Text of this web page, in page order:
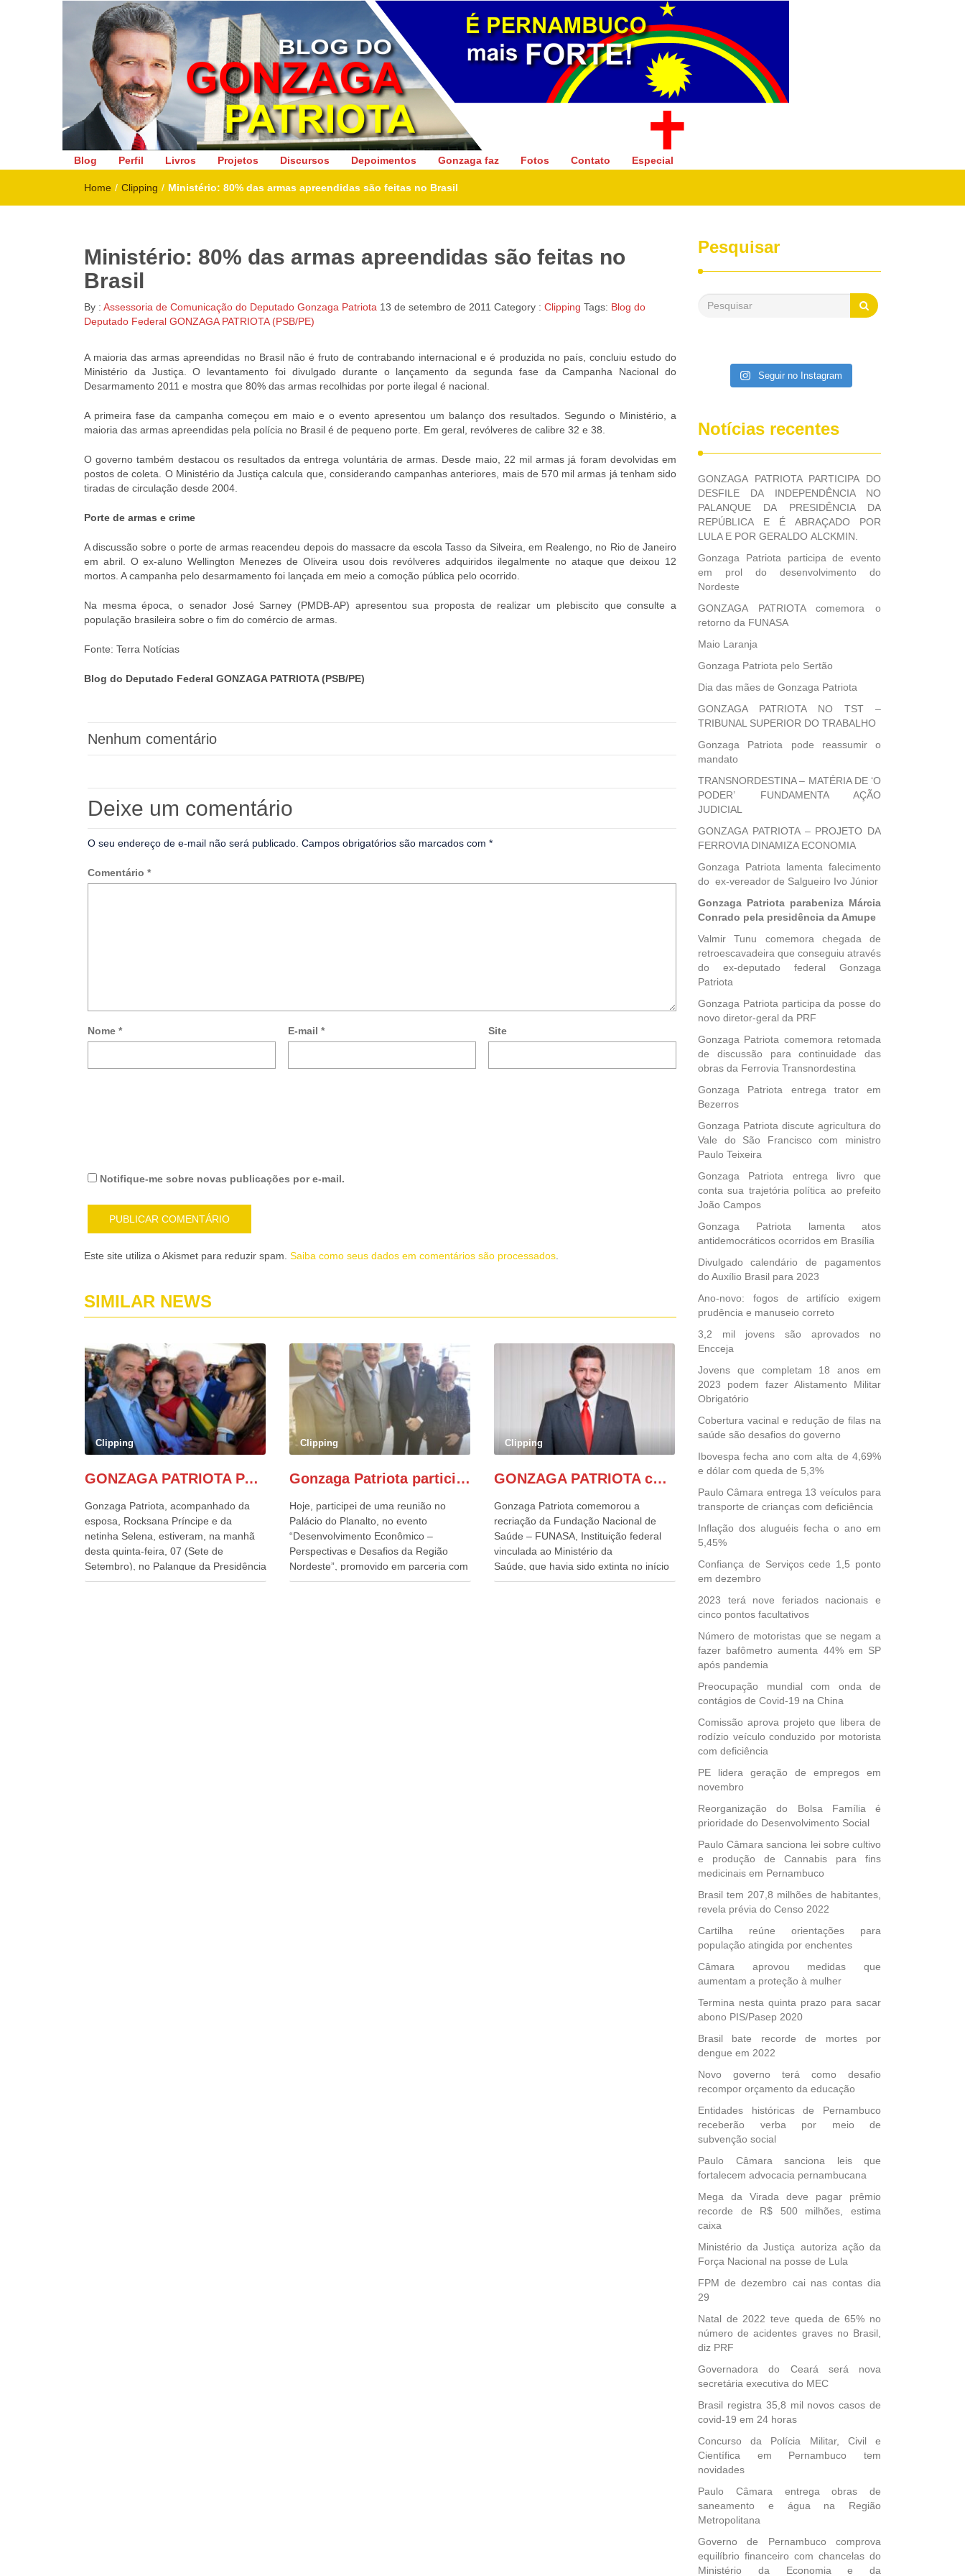
Gonzaga Patriota
Deputado Federal
Blog Perfil Livros Projetos Discursos Depoimentos Gonzaga faz Fotos Contato Especial
Home / Clipping / Ministério: 80% das armas apreendidas são feitas no Brasil
Ministério: 80% das armas apreendidas são feitas no
Brasil
By : Assessoria de Comunicação do Deputado Gonzaga Patriota 13 de setembro de 2011 Category : Clipping Tags: Blog do
Deputado Federal GONZAGA PATRIOTA (PSB/PE)
A maioria das armas apreendidas no Brasil não é fruto de contrabando internacional e é produzida no país, concluiu estudo do
Ministério da Justiça. O levantamento foi divulgado durante o lançamento da segunda fase da Campanha Nacional do
Desarmamento 2011 e mostra que 80% das armas recolhidas por porte ilegal é nacional.
A primeira fase da campanha começou em maio e o evento apresentou um balanço dos resultados. Segundo o Ministério, a
maioria das armas apreendidas pela polícia no Brasil é de pequeno porte. Em geral, revólveres de calibre 32 e 38.
O governo também destacou os resultados da entrega voluntária de armas. Desde maio, 22 mil armas já foram devolvidas em
postos de coleta. O Ministério da Justiça calcula que, considerando campanhas anteriores, mais de 570 mil armas já tenham sido
tiradas de circulação desde 2004.
Porte de armas e crime
A discussão sobre o porte de armas reacendeu depois do massacre da escola Tasso da Silveira, em Realengo, no Rio de Janeiro
em abril. O ex-aluno Wellington Menezes de Oliveira usou dois revólveres adquiridos ilegalmente no ataque que deixou 12
mortos. A campanha pelo desarmamento foi lançada em meio a comoção pública pelo ocorrido.
Na mesma época, o senador José Sarney (PMDB-AP) apresentou sua proposta de realizar um plebiscito que consulte a
população brasileira sobre o fim do comércio de armas.
Fonte: Terra Notícias
Blog do Deputado Federal GONZAGA PATRIOTA (PSB/PE)
Nenhum comentário
Deixe um comentário
O seu endereço de e-mail não será publicado. Campos obrigatórios são marcados com *
Comentário *
Nome * E-mail *
Site
Notifique-
sobre
novos
comentários
Notifique-me sobre novas publicações por e-mail.
Este site utiliza o Akismet para reduzir spam. Saiba como seus dados em comentários são processados
SIMILAR NEWS
Clipping
GONZAGA PATRIOTA PARTICIPA DO DESFILE DA INDEPENDÊNCIA NO PALANQUE DA PRESIDÊNCIA DA REPÚBLICA E É ABRAÇADO POR LULA E POR GERALDO ALCKMIN.
Gonzaga Patriota, acompanhado da
esposa, Rocksana Príncipe e da
netinha Selena, estiveram, na manhã
desta quinta-feira, 07 (Sete de
Setembro), no Palanque da Presidência
da República, onde foram abraçados
Clipping
Gonzaga Patriota participa de evento em prol do desenvolvimento do Nordeste
Hoje, participei de uma reunião no
Palácio do Planalto, no evento
“Desenvolvimento Econômico –
Perspectivas e Desafios da Região
Nordeste”, promovido em parceria com
o Consórcio Nordeste. Na pauta do
Clipping
GONZAGA PATRIOTA comemora o retorno da FUNASA
Gonzaga Patriota comemorou a
recriação da Fundação Nacional de
Saúde – FUNASA, Instituição federal
vinculada ao Ministério da
Saúde, que havia sido extinta no início
do terceiro governo do
Pesquisar
Seguir no Instagram
Notícias recentes
GONZAGA PATRIOTA PARTICIPA DO
DESFILE DA INDEPENDÊNCIA NO
PALANQUE DA PRESIDÊNCIA DA
REPÚBLICA E É ABRAÇADO POR
LULA E POR GERALDO ALCKMIN.
Gonzaga Patriota participa de evento
em prol do desenvolvimento do
Nordeste
GONZAGA PATRIOTA comemora o
retorno da FUNASA
Maio Laranja
Gonzaga Patriota pelo Sertão
Dia das mães de Gonzaga Patriota
GONZAGA PATRIOTA NO TST –
TRIBUNAL SUPERIOR DO TRABALHO
Gonzaga Patriota pode reassumir o
mandato
TRANSNORDESTINA – MATÉRIA DE ‘O
PODER’ FUNDAMENTA AÇÃO
JUDICIAL
GONZAGA PATRIOTA – PROJETO DA
FERROVIA DINAMIZA ECONOMIA
Gonzaga Patriota lamenta falecimento
do ex-vereador de Salgueiro Ivo Júnior
Gonzaga Patriota parabeniza Márcia
Conrado pela presidência da Amupe
Valmir Tunu comemora chegada de
retroescavadeira que conseguiu através
do ex-deputado federal Gonzaga
Patriota
Gonzaga Patriota participa da posse do
novo diretor-geral da PRF
Gonzaga Patriota comemora retomada
de discussão para continuidade das
obras da Ferrovia Transnordestina
Gonzaga Patriota entrega trator em
Bezerros
Gonzaga Patriota discute agricultura do
Vale do São Francisco com ministro
Paulo Teixeira
Gonzaga Patriota entrega livro que
conta sua trajetória política ao prefeito
João Campos
Gonzaga Patriota lamenta atos
antidemocráticos ocorridos em Brasília
Divulgado calendário de pagamentos
do Auxílio Brasil para 2023
Ano-novo: fogos de artifício exigem
prudência e manuseio correto
3,2 mil jovens são aprovados no
Encceja
Jovens que completam 18 anos em
2023 podem fazer Alistamento Militar
Obrigatório
Cobertura vacinal e redução de filas na
saúde são desafios do governo
Ibovespa fecha ano com alta de 4,69%
e dólar com queda de 5,3%
Paulo Câmara entrega 13 veículos para
transporte de crianças com deficiência
Inflação dos aluguéis fecha o ano em
5,45%
Confiança de Serviços cede 1,5 ponto
em dezembro
2023 terá nove feriados nacionais e
cinco pontos facultativos
Número de motoristas que se negam a
fazer bafômetro aumenta 44% em SP
após pandemia
Preocupação mundial com onda de
contágios de Covid-19 na China
Comissão aprova projeto que libera de
rodízio veículo conduzido por motorista
com deficiência
PE lidera geração de empregos em
novembro
Reorganização do Bolsa Família é
prioridade do Desenvolvimento Social
Paulo Câmara sanciona lei sobre cultivo
e produção de Cannabis para fins
medicinais em Pernambuco
Brasil tem 207,8 milhões de habitantes,
revela prévia do Censo 2022
Cartilha reúne orientações para
população atingida por enchentes
Câmara aprovou medidas que
aumentam a proteção à mulher
Termina nesta quinta prazo para sacar
abono PIS/Pasep 2020
Brasil bate recorde de mortes por
dengue em 2022
Novo governo terá como desafio
recompor orçamento da educação
Entidades históricas de Pernambuco
receberão verba por meio de
subvenção social
Paulo Câmara sanciona leis que
fortalecem advocacia pernambucana
Mega da Virada deve pagar prêmio
recorde de R$ 500 milhões, estima
caixa
Ministério da Justiça autoriza ação da
Força Nacional na posse de Lula
FPM de dezembro cai nas contas dia
29
Natal de 2022 teve queda de 65% no
número de acidentes graves no Brasil,
diz PRF
Governadora do Ceará será nova
secretária executiva do MEC
Brasil registra 35,8 mil novos casos de
covid-19 em 24 horas
Concurso da Polícia Militar, Civil e
Científica em Pernambuco tem
novidades
Paulo Câmara entrega obras de
saneamento e água na Região
Metropolitana
Governo de Pernambuco comprova
equilíbrio financeiro com chancelas do
Ministério da Economia e da